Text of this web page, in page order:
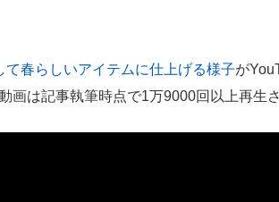
春らしいアイテムに仕上げる様子が
画は記事執筆時点で1万9000回以上再生